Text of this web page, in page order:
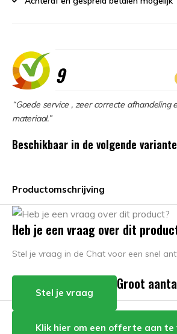
9
“Goede service , zeer correcte afhandeling
materiaal.”
Beschikbaar in de volgende
Productomschrijving
Heb je een vraag over dit
Stel je vraag in de Chat voor een snel
Stel je vraag
Groot
Klik hier om een offerte aan te